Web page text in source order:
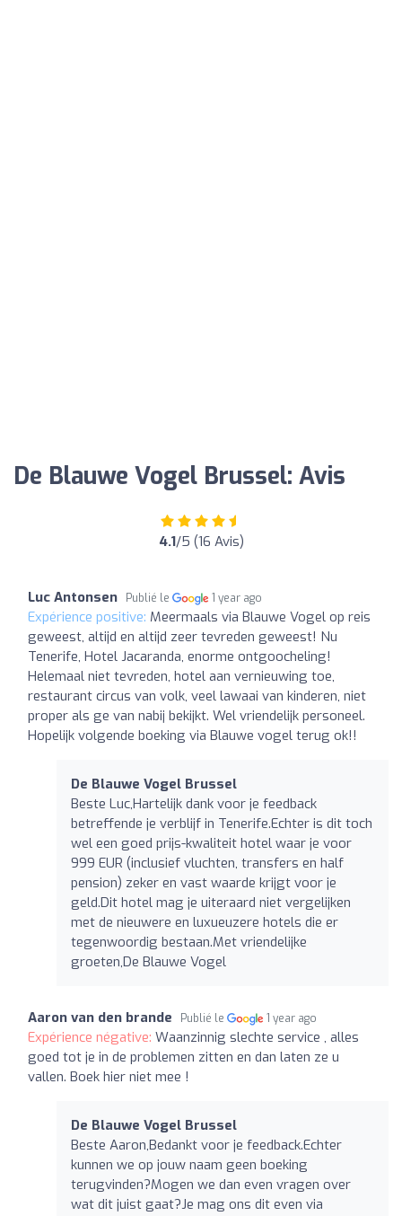
De Blauwe Vogel Brussel: Avis
4.1/5 (16 Avis)
Luc Antonsen Publié le 1 year ago
Expérience positive: Meermaals via Blauwe Vogel op reis
geweest, altijd en altijd zeer tevreden geweest! Nu
Tenerife, Hotel Jacaranda, enorme ontgoocheling!
Helemaal niet tevreden, hotel aan vernieuwing toe,
restaurant circus van volk, veel lawaai van kinderen, niet
proper als ge van nabij bekijkt. Wel vriendelijk personeel.
Hopelijk volgende boeking via Blauwe vogel terug ok!!
De Blauwe Vogel Brussel
Beste Luc,Hartelijk dank voor je feedback
betreffende je verblijf in Tenerife.Echter is dit toch
wel een goed prijs-kwaliteit hotel waar je voor
999 EUR (inclusief vluchten, transfers en half
pension) zeker en vast waarde krijgt voor je
geld.Dit hotel mag je uiteraard niet vergelijken
met de nieuwere en luxueuzere hotels die er
tegenwoordig bestaan.Met vriendelijke
groeten,De Blauwe Vogel
Aaron van den brande Publié le 1 year ago
Expérience négative: Waanzinnig slechte service , alles
goed tot je in de problemen zitten en dan laten ze u
vallen. Boek hier niet mee !
De Blauwe Vogel Brussel
Beste Aaron,Bedankt voor je feedback.Echter
kunnen we op jouw naam geen boeking
terugvinden?Mogen we dan even vragen over
wat dit juist gaat?Je mag ons dit even via